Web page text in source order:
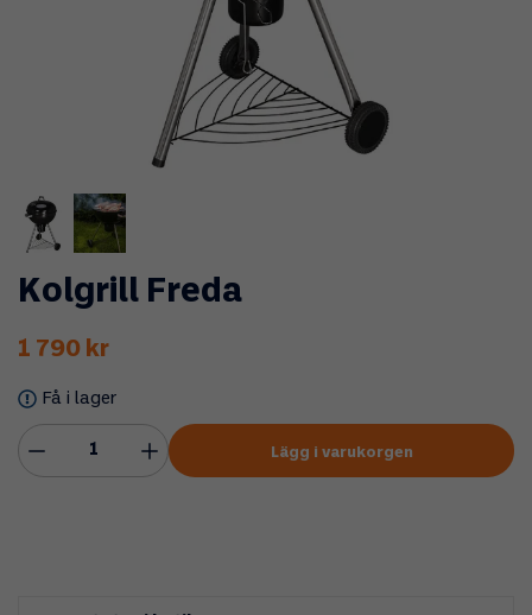
Kolgrill Freda
1 790 kr
Få i lager
Lägg i varukorgen